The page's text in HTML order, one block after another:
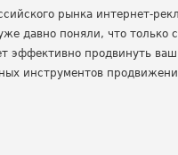
рынка интернет-
давно поняли, что только
эффективно продвинуть
инструментов